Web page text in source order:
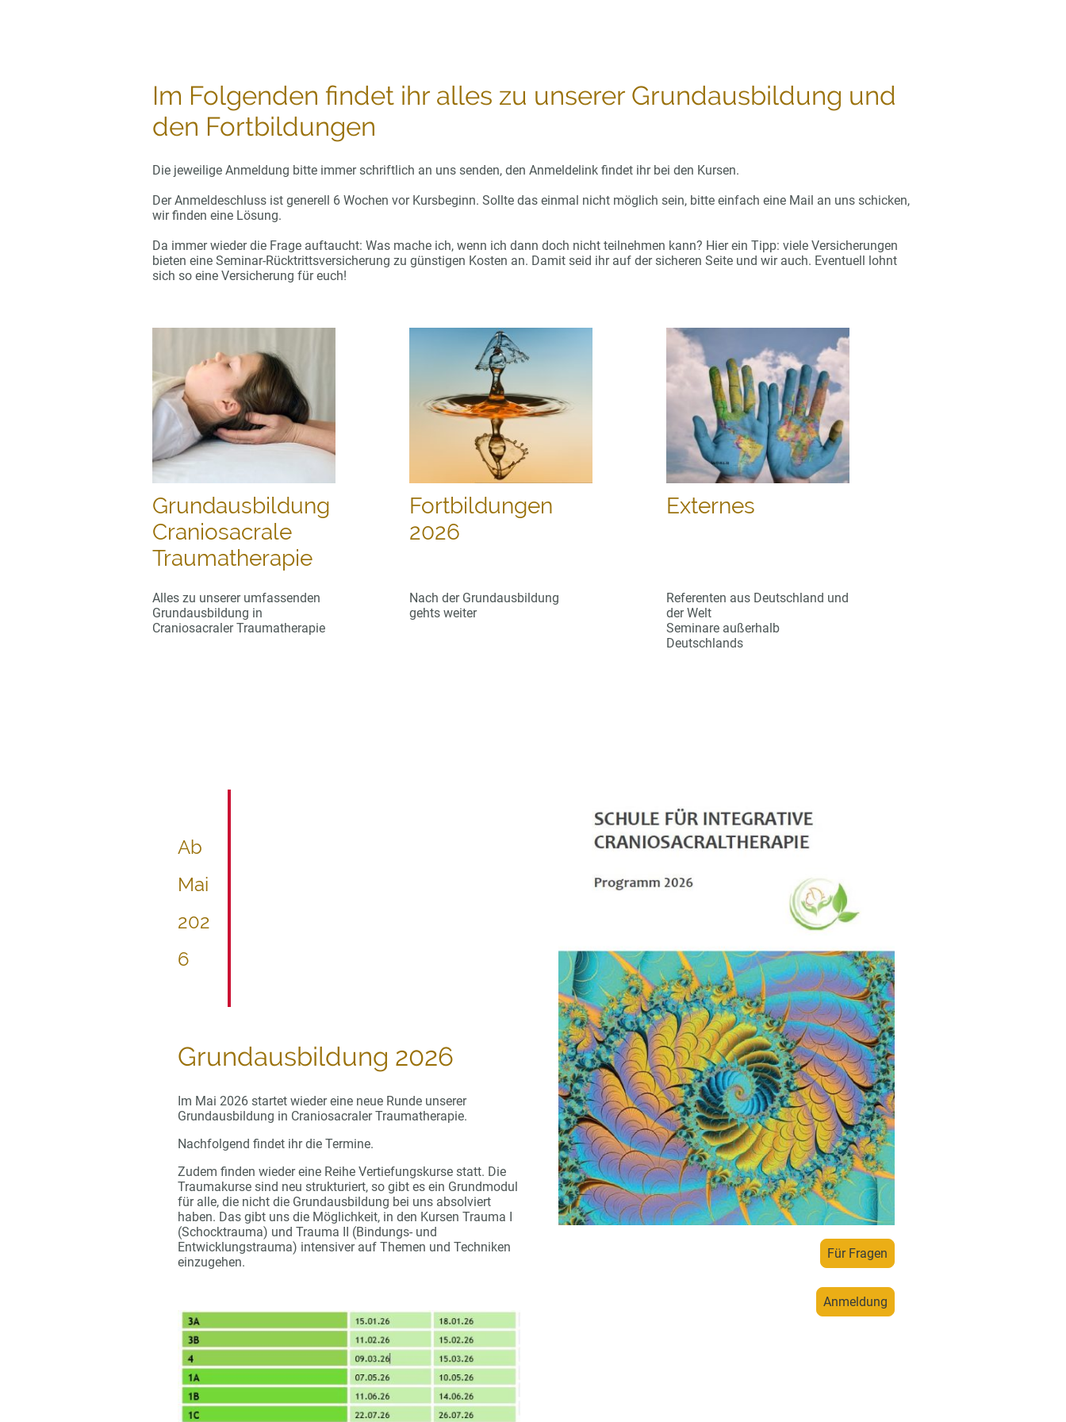
Im Folgenden findet ihr alles zu unserer Grundausbildung und
den Fortbildungen
Die jeweilige Anmeldung bitte immer schriftlich an uns senden, den Anmeldelink findet ihr bei den Kursen.
Der Anmeldeschluss ist generell 6 Wochen vor Kursbeginn. Sollte das einmal nicht möglich sein, bitte einfach eine Mail an uns schicken,
wir finden eine Lösung.
Da immer wieder die Frage auftaucht: Was mache ich, wenn ich dann doch nicht teilnehmen kann? Hier ein Tipp: viele Versicherungen
bieten eine Seminar-Rücktrittsversicherung zu günstigen Kosten an. Damit seid ihr auf der sicheren Seite und wir auch. Eventuell lohnt
sich so eine Versicherung für euch!
Grundausbildung
Craniosacrale
Traumatherapie
Fortbildungen
2026
Externes
Alles zu unserer umfassenden
Grundausbildung in
Craniosacraler Traumatherapie
Nach der Grundausbildung
gehts weiter
Referenten aus Deutschland und
der Welt
Seminare außerhalb
Deutschlands
Ab
Mai
202
6
Grundausbildung 2026
Im Mai 2026 startet wieder eine neue Runde unserer
Grundausbildung in Craniosacraler Traumatherapie.
Nachfolgend findet ihr die Termine.
Zudem finden wieder eine Reihe Vertiefungskurse statt. Die
Traumakurse sind neu strukturiert, so gibt es ein Grundmodul
für alle, die nicht die Grundausbildung bei uns absolviert
haben. Das gibt uns die Möglichkeit, in den Kursen Trauma I
(Schocktrauma) und Trauma II (Bindungs- und
Entwicklungstrauma) intensiver auf Themen und Techniken
einzugehen.
Für Fragen
Anmeldung